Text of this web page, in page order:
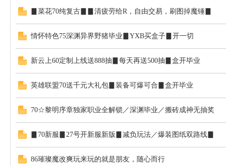
▊菜花70纯复古▊▊清疲劳给R，自由交易，刷图掉魔锤▊
情怀特色75深渊异界野猪毕业▊YXB买盒子▊开一切
新云上60定制上线送888抽▊每天再送500抽▊盒开毕业
英雄联盟70送千元大礼包▊装备可爆可合▊盒开毕业
70☆黎明序章独家职业全解锁／深渊毕业／搬砖成神无抽奖
▊70新服▊27号开新服新版▊减负玩法／爆装图纸双路线▊
86璀璨魔改爽玩来玩的就是朋友，随心而行